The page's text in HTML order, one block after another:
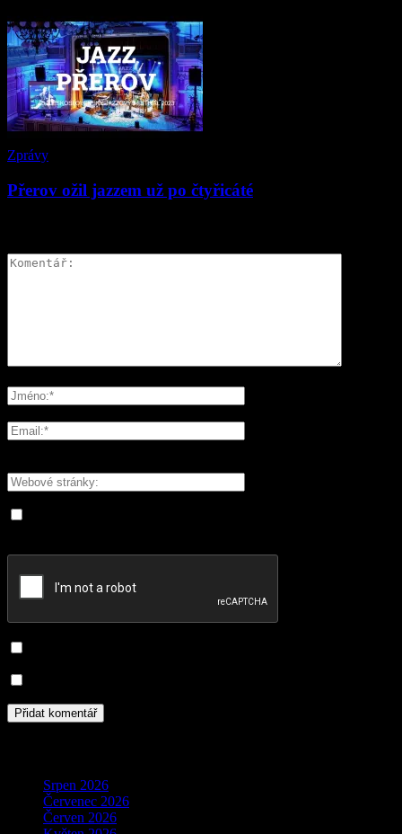
Zprávy
Přerov ožil jazzem už po čtyřicáté
Srpen 2026
Červenec 2026
Červen 2026